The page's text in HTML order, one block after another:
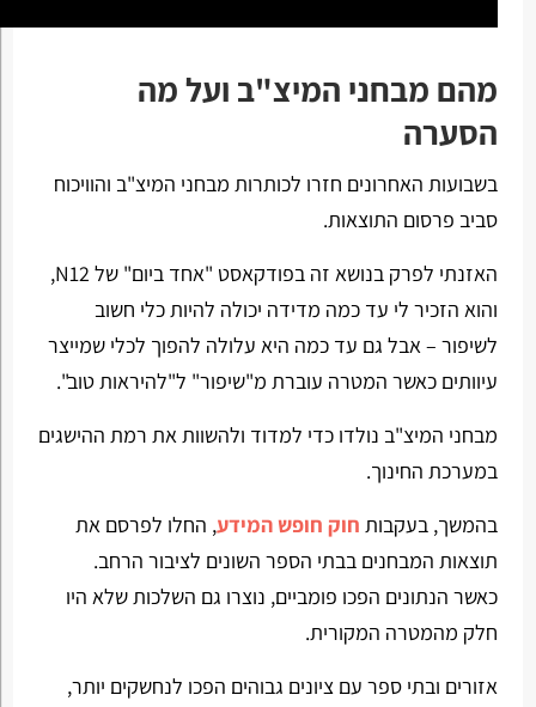
מהם מבחני המיצ"ב ועל מה
הסערה
בשבועות האחרונים חזרו לכותרות מבחני המיצ"ב והוויכוח
סביב פרסום התוצאות.
האזנתי לפרק בנושא זה בפודקאסט "אחד ביום" של N12,
והוא הזכיר לי עד כמה מדידה יכולה להיות כלי חשוב
לשיפור – אבל גם עד כמה היא עלולה להפוך לכלי שמייצר
עיוותים כאשר המטרה עוברת מ"שיפור" ל"להיראות טוב".
מבחני המיצ"ב נולדו כדי למדוד ולהשוות את רמת ההישגים
במערכת החינוך.
בהמשך, בעקבות חוק חופש המידע, החלו לפרסם את
תוצאות המבחנים בבתי הספר השונים לציבור הרחב.
כאשר הנתונים הפכו פומביים, נוצרו גם השלכות שלא היו
חלק מהמטרה המקורית.
אזורים ובתי ספר עם ציונים גבוהים הפכו לנחשקים יותר,